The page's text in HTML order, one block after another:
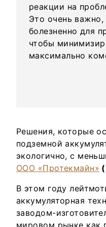
реакции на
Это очень важно,
болезненно для
чтобы
максимально
Решения, которые
подземной
экологично, с
ООО «Протекмайн»
В этом году
аккумуляторная
заводом-
мировом рынке как